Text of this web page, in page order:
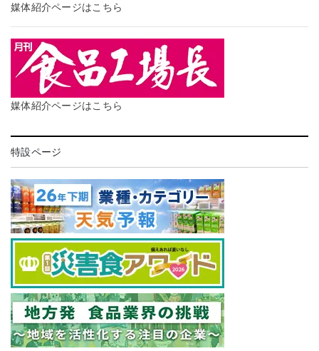
媒体紹介ページはこちら
媒体紹介ページはこちら
特設ページ